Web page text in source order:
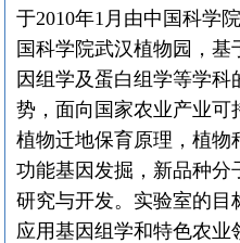
于2010年1 月由中国科学
国科学院武汉植物园，基
因组学及蛋白组学等学
势 ，面向国家农业产业
植物迁地保育原理，植物
功能基因发掘，新品种分
研究与开发。 实验室的目
应用基因组学和特色农业